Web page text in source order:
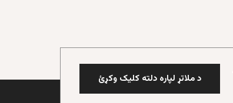
د ملاتړ لپاره دلته کلیک وکړئ